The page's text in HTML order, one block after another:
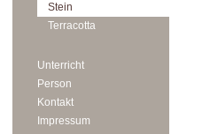
Stein
Terracotta
Unterricht
Person
Kontakt
Impressum